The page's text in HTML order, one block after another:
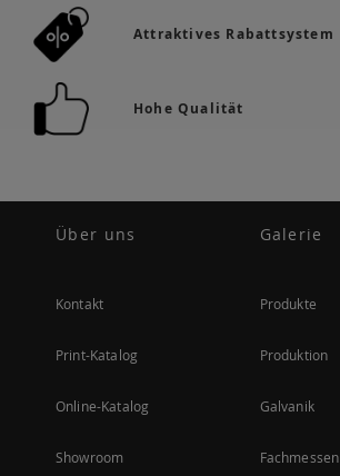
Attraktives Rabattsystem
Hohe Qualität
Über uns
Kontakt
Print-Katalog
Online-Katalog
Showroom
Galerie
Produkte
Produktion
Galvanik
Fachmessen